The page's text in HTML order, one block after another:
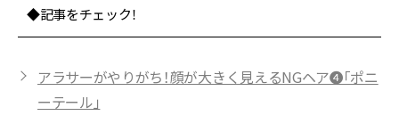
◆記事をチェック！
アラサーがやりがち！顔が大きく見えるNGヘア❹「ポニ
ーテール」